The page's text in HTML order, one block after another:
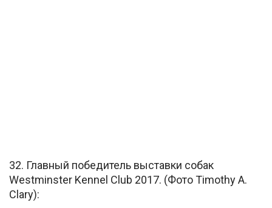
32. Главный победитель выставки собак
Westminster Kennel Club 2017. (Фото Timothy A.
Clary):